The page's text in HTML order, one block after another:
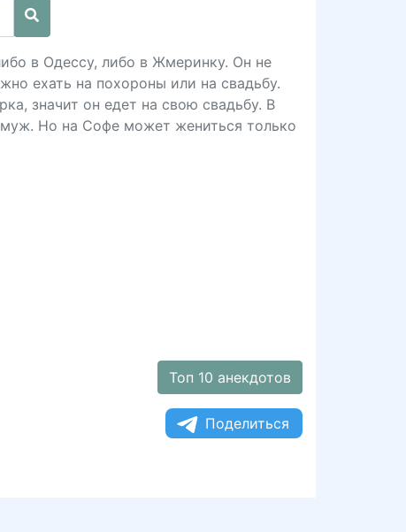
в Одессу, либо в Жмеринку. Он не
ехать на похороны или на свадьбу.
значит он едет на свою свадьбу. В
Но на Софе может жениться только
Топ 10 анекдотов
Поделиться